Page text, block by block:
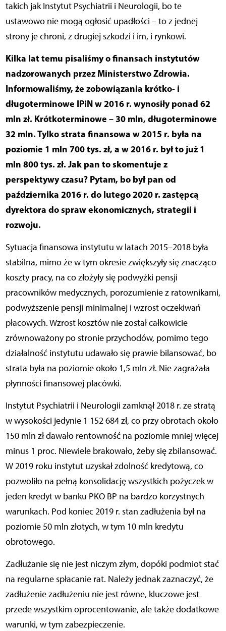
takich jak Instytut Psychiatrii i Neurologii, bo te
ustawowo nie mogą ogłosić upadłości – to z jednej
strony je chroni, z drugiej szkodzi i im, i rynkowi.
Kilka lat temu pisaliśmy o finansach instytutów
nadzorowanych przez Ministerstwo Zdrowia.
Informowaliśmy, że zobowiązania krótko- i
długoterminowe IPiN w 2016 r. wynosiły ponad 62
mln zł. Krótkoterminowe – 30 mln, długoterminowe
32 mln. Tylko strata finansowa w 2015 r. była na
poziomie 1 mln 700 tys. zł, a w 2016 r. był to już 1
mln 800 tys. zł. Jak pan to skomentuje z
perspektywy czasu? Pytam, bo był pan od
października 2016 r. do lutego 2020 r. zastępcą
dyrektora do spraw ekonomicznych, strategii i
rozwoju.
Sytuacja finansowa instytutu w latach 2015–2018 była
stabilna, mimo że w tym okresie zwiększyły się znacząco
koszty pracy, na co złożyły się podwyżki pensji
pracowników medycznych, porozumienie z ratownikami,
podwyższenie pensji minimalnej i wzrost oczekiwań
płacowych. Wzrost kosztów nie został całkowicie
zrównoważony po stronie przychodów, pomimo tego
działalność instytutu udawało się prawie bilansować, bo
strata była na poziomie około 1,5 mln zł. Nie zagrażała
płynności finansowej placówki.
Instytut Psychiatrii i Neurologii zamknął 2018 r. ze stratą
w wysokości jedynie 1 152 684 zł, co przy obrotach około
150 mln zł dawało rentowność na poziomie mniej więcej
minus 1 proc. Niewiele brakowało, żeby się zbilansować.
W 2019 roku instytut uzyskał zdolność kredytową, co
pozwoliło na pełną konsolidację wszystkich pożyczek w
jeden kredyt w banku PKO BP na bardzo korzystnych
warunkach. Pod koniec 2019 r. stan zadłużenia był na
poziomie 50 mln złotych, w tym 10 mln kredytu
obrotowego.
Zadłużanie się nie jest niczym złym, dopóki podmiot stać
na regularne spłacanie rat. Należy jednak zaznaczyć, że
zadłużenie zadłużeniu nie jest równe, kluczowe jest
przede wszystkim oprocentowanie, ale także dodatkowe
warunki, w tym zabezpieczenie.